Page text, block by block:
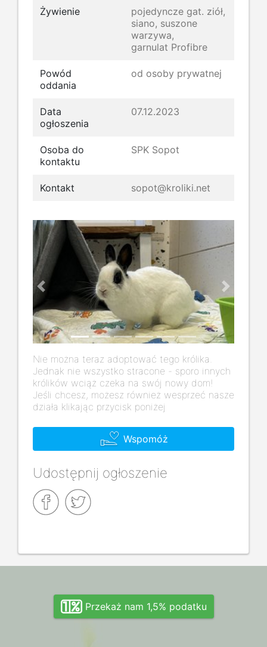
Żywienie
pojedyncze gat. ziół,
siano, suszone
warzywa,
garnulat Profibre
Powód
oddania
od osoby prywatnej
Data
ogłoszenia
07.12.2023
Osoba do
kontaktu
SPK Sopot
Kontakt sopot@kroliki.net
Previous Next
Nie można teraz adoptować tego królika.
Jednak nie wszystko stracone - sporo innych
królików wciąż czeka na swój nowy dom!
Jeśli chcesz, możesz również wesprzeć nasze
działa klikając przycisk poniżej
Wspomóż
Udostępnij ogłoszenie
Przekaż nam 1,5% podatku